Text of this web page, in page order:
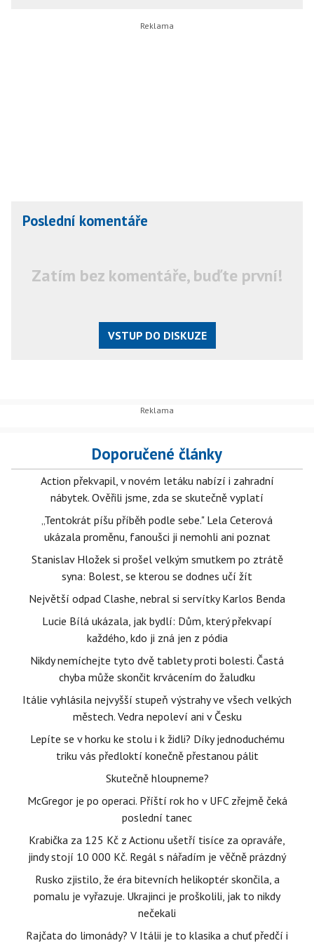
Poslední komentáře
Zatím bez komentáře, buďte první!
VSTUP DO DISKUZE
Doporučené články
Action překvapil, v novém letáku nabízí i zahradní
nábytek. Ověřili jsme, zda se skutečně vyplatí
„Tentokrát píšu příběh podle sebe." Lela Ceterová
ukázala proměnu, fanoušci ji nemohli ani poznat
Stanislav Hložek si prošel velkým smutkem po ztrátě
syna: Bolest, se kterou se dodnes učí žít
Největší odpad Clashe, nebral si servítky Karlos Benda
Lucie Bílá ukázala, jak bydlí: Dům, který překvapí
každého, kdo ji zná jen z pódia
Nikdy nemíchejte tyto dvě tablety proti bolesti. Častá
chyba může skončit krvácením do žaludku
Itálie vyhlásila nejvyšší stupeň výstrahy ve všech velkých
městech. Vedra nepoleví ani v Česku
Lepíte se v horku ke stolu i k židli? Díky jednoduchému
triku vás předloktí konečně přestanou pálit
Skutečně hloupneme?
McGregor je po operaci. Příští rok ho v UFC zřejmě čeká
poslední tanec
Krabička za 125 Kč z Actionu ušetří tisíce za opraváře,
jindy stojí 10 000 Kč. Regál s nářadím je věčně prázdný
Rusko zjistilo, že éra bitevních helikoptér skončila, a
pomalu je vyřazuje. Ukrajinci je proškolili, jak to nikdy
nečekali
Rajčata do limonády? V Itálii je to klasika a chuť předčí i